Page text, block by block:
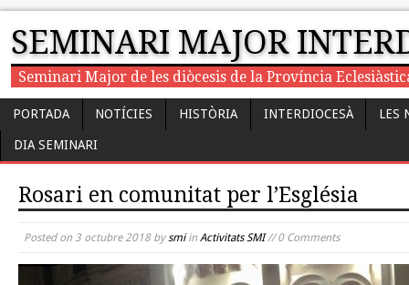
SEMINARI MAJOR
Seminari Major de les diòcesis de la Província
PORTADA NOTÍCIES HISTÒRIA INTERDIOCESÀ LES
DIA SEMINARI
Rosari en comunitat per l’Església
Posted on 3 octubre 2018bysmiin Activitats SMI// 0 Comments